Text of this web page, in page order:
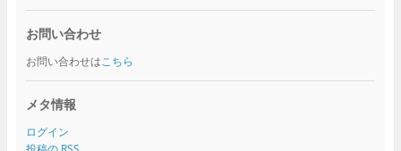
お問い合わせ
お問い合わせはこちら
メタ情報
ログイン